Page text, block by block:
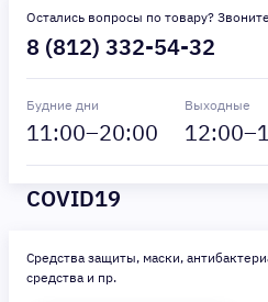
Остались вопросы по товару?
8 (812) 332-54-32
Будние дни
11:00–20:00
Выходные
12:00–
COVID19
Средства защиты, маски,
средства и пр.